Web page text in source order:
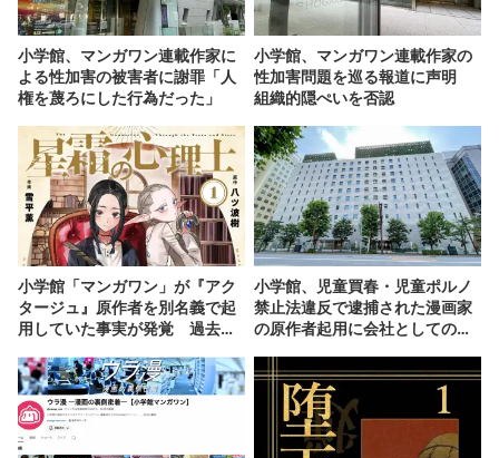
小学館、マンガワン連載作家に
よる性加害の被害者に謝罪「人
権を蔑ろにした行為だった」
小学館、マンガワン連載作家の
性加害問題を巡る報道に声明
組織的隠ぺいを否認
小学館「マンガワン」が『アク
タージュ』原作者を別名義で起
用していた事実が発覚 過去に
小学館、児童買春・児童ポルノ
禁止法違反で逮捕された漫画家
の原作者起用に会社としての責